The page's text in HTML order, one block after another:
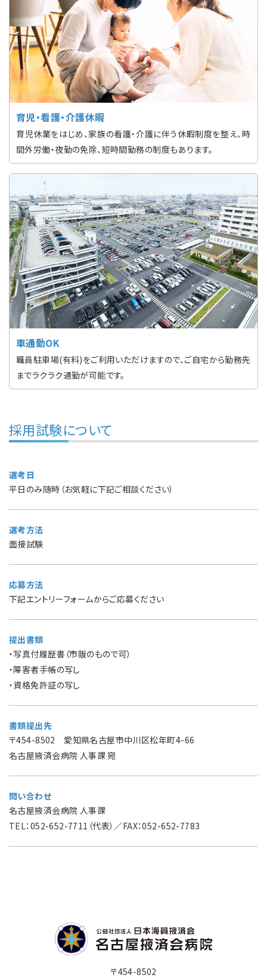
育児・看護・介護休暇
育児休業をはじめ、家族の看護・介護に伴う休暇制度を整え、時
間外労働・夜勤の免除、短時間勤務の制度もあります。
車通勤OK
職員駐車場(有料)をご利用いただけますので、ご自宅から勤務先
までラクラク通勤が可能です。
採用試験について
選考日
平日のみ随時（お気軽に下記ご相談ください）
選考方法
面接試験
応募方法
下記エントリーフォームからご応募ください
提出書類
・写真付履歴書（市販のもので可）
・障害者手帳の写し
・資格免許証の写し
書類提出先
〒454-8502 愛知県名古屋市中川区松年町4-66
名古屋掖済会病院 人事課 宛
問い合わせ
名古屋掖済会病院 人事課
TEL：052-652-7711（代表）／FAX：052-652-7783
〒454-8502